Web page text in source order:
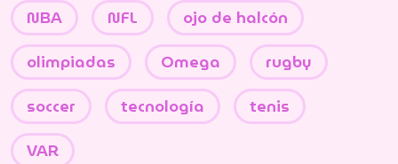
NBA
NFL
ojo de halcón
olimpiadas
Omega
rugby
soccer
tecnología
tenis
VAR